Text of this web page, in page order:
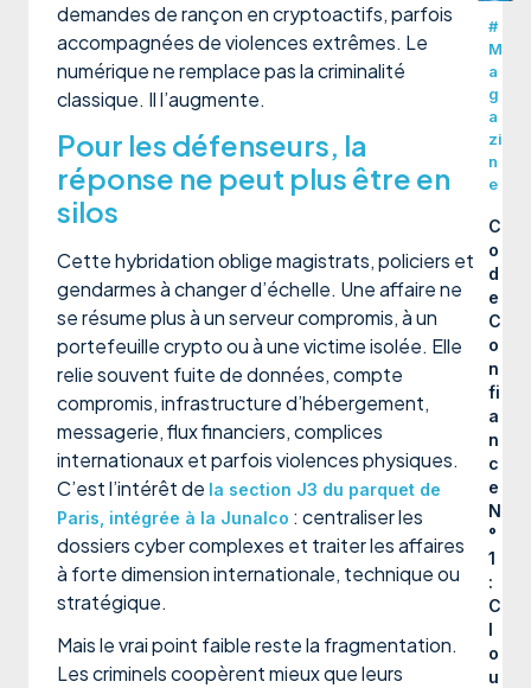
demandes de rançon en cryptoactifs, parfois
accompagnées de violences extrêmes. Le
numérique ne remplace pas la criminalité
classique. Il l’augmente.
Pour les défenseurs, la
réponse ne peut plus être en
silos
Cette hybridation oblige magistrats, policiers et
gendarmes à changer d’échelle. Une affaire ne
se résume plus à un serveur compromis, à un
portefeuille crypto ou à une victime isolée. Elle
relie souvent fuite de données, compte
compromis, infrastructure d’hébergement,
messagerie, flux financiers, complices
internationaux et parfois violences physiques.
C’est l’intérêt de la section J3 du parquet de
Paris, intégrée à la Junalco : centraliser les
dossiers cyber complexes et traiter les affaires
à forte dimension internationale, technique ou
stratégique.
Mais le vrai point faible reste la fragmentation.
Les criminels coopèrent mieux que leurs
#
M
a
g
a
zi
n
e
C
o
d
e
C
o
n
fi
a
n
c
e
N
°
1
:
C
l
o
u